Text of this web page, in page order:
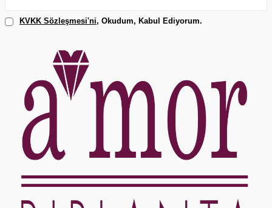
KVKK Sözleşmesi'ni, Okudum, Kabul Ediyorum.